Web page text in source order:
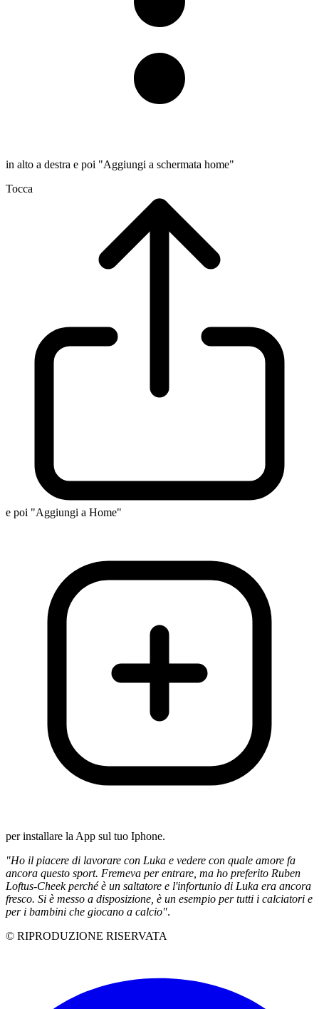
in alto a destra e poi "Aggiungi a schermata home"
Tocca
e poi "Aggiungi a Home"
per installare la App sul tuo Iphone.
"Ho il piacere di lavorare con Luka e vedere con quale amore fa
ancora questo sport. Fremeva per entrare, ma ho preferito Ruben
Loftus-Cheek perché è un saltatore e l'infortunio di Luka era ancora
fresco. Si è messo a disposizione, è un esempio per tutti i calciatori e
per i bambini che giocano a calcio".
© RIPRODUZIONE RISERVATA